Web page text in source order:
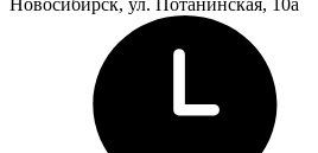
Новосибирск, ул. Потанинская, 10а